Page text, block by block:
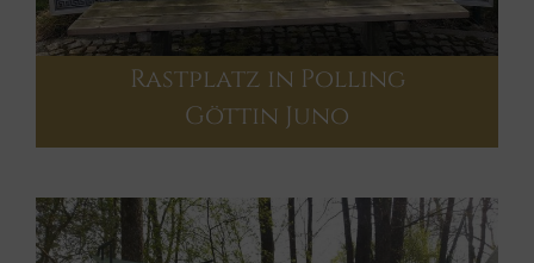
Rastplatz in Polling
Göttin Juno